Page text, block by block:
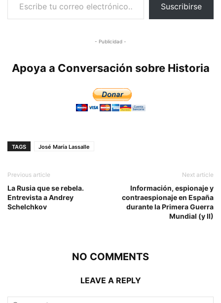
Suscribirse
- Publicidad -
Apoya a Conversación sobre Historia
TAGS José María Lassalle
Previous article
La Rusia que se rebela.
Entrevista a Andrey
Schelchkov
Next article
Información, espionaje y
contraespionaje en España
durante la Primera Guerra
Mundial (y II)
NO COMMENTS
LEAVE A REPLY